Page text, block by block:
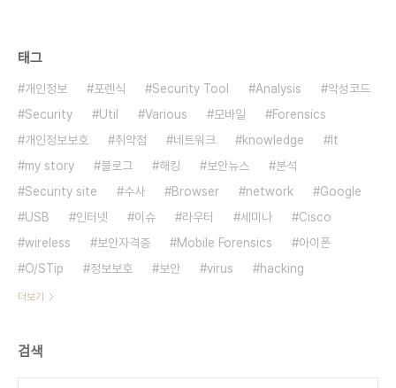
태그
개인정보 포렌식 Security Tool Analysis
악성코드
Security
Util Various 모바일
Forensics
개인정보보호
취약점 네트워크 knowledge
It
my story
블로그 해킹 보안뉴스
분석
Security site
수사 Browser network
Google
USB
인터넷 이슈 라우터 세미나
Cisco
wireless
보안자격증 Mobile Forensics
아이폰
O/STip
정보보호 보안 virus hacking
더보기
검색